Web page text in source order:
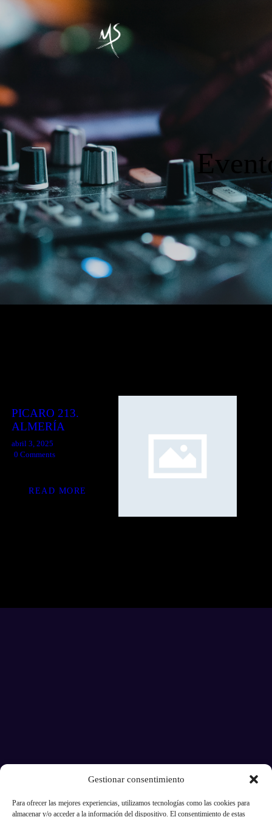
Gestionar consentimiento
Para ofrecer las mejores experiencias, utilizamos tecnologías como las cookies para
almacenar y/o acceder a la información del dispositivo. El consentimiento de estas
INICIO
BIO
SESIONES
EVENTOS
GALERIA
NOTICIAS
CONTACTO
PICARO 213.
ALMERÍA
abril 3, 2025
0 Comments
READ MORE